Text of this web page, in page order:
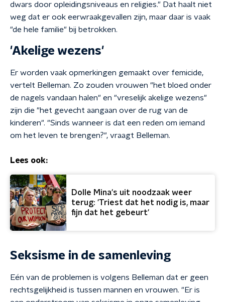
dwars door opleidingsniveaus en religies." Dat haalt niet
weg dat er ook eerwraakgevallen zijn, maar daar is vaak
"de hele familie" bij betrokken.
'Akelige wezens'
Er worden vaak opmerkingen gemaakt over femicide,
vertelt Belleman. Zo zouden vrouwen "het bloed onder
de nagels vandaan halen" en "vreselijk akelige wezens"
zijn die "het gevecht aangaan over de rug van de
kinderen". "Sinds wanneer is dat een reden om iemand
om het leven te brengen?", vraagt Belleman.
Lees ook:
Dolle Mina's uit noodzaak weer
terug: 'Triest dat het nodig is, maar
fijn dat het gebeurt'
Seksisme in de samenleving
Eén van de problemen is volgens Belleman dat er geen
rechtsgelijkheid is tussen mannen en vrouwen. "Er is